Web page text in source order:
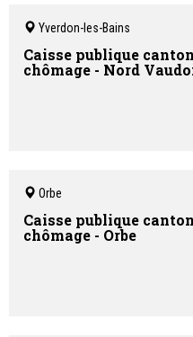
Yverdon-les-Bains
Caisse publique
chômage - Nord
Orbe
Caisse publique
chômage - Orbe